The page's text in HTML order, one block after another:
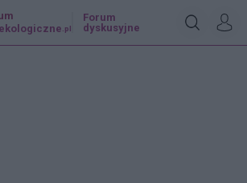
.pl
Forum
dyskusyjne